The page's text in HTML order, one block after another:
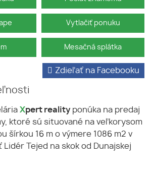
Vytlačiť ponuku
Mesačná splátka
Zdieľať na Facebooku
Xpert reality ponúka na predaj
ktoré sú situované na veľkorysom
šírkou 16 m o výmere 1086 m2 v
Lidér Tejed na skok od Dunajskej